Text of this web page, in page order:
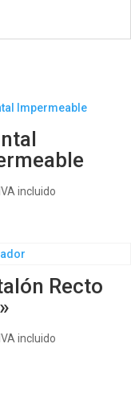
IVA incluido
Recto
IVA incluido